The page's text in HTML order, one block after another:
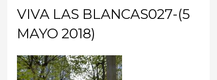
VIVA LAS BLANCAS027-(5
MAYO 2018)